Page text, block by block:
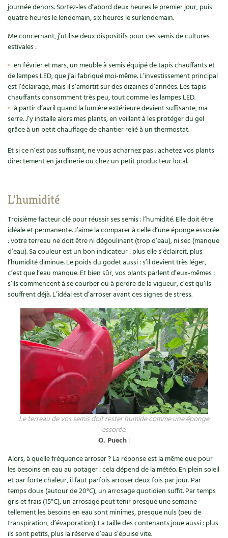
journée dehors. Sortez-les d’abord deux heures le premier jour, puis
quatre heures le lendemain, six heures le surlendemain.
Me concernant, j’utilise deux dispositifs pour ces semis de cultures
estivales :
en février et mars, un meuble à semis équipé de tapis chauffants et
de lampes LED, que j’ai fabriqué moi-même. L’investissement principal
est l’éclairage, mais il s’amortit sur des dizaines d’années. Les tapis
chauffants consomment très peu, tout comme les lampes LED.
à partir d’avril quand la lumière extérieure devient suffisante, ma
serre. J’y installe alors mes plants, en veillant à les protéger du gel
grâce à un petit chauffage de chantier relié à un thermostat.
Et si ce n’est pas suffisant, ne vous acharnez pas : achetez vos plants
directement en jardinerie ou chez un petit producteur local.
L’humidité
Troisième facteur clé pour réussir ses semis : l’humidité. Elle doit être
idéale et permanente. J’aime la comparer à celle d’une éponge essorée
: votre terreau ne doit être ni dégoulinant (trop d’eau), ni sec (manque
d’eau). Sa couleur est un bon indicateur : plus elle s’éclaircit, plus
l’humidité diminue. Le poids du godet aussi : s’il devient très léger,
c’est que l’eau manque. Et bien sûr, vos plants parlent d’eux-mêmes :
s’ils commencent à se courber ou à perdre de la vigueur, c’est qu’ils
souffrent déjà. L’idéal est d’arroser avant ces signes de stress.
Le terreau de vos semis doit rester humide comme une éponge
essorée.
O. Puech|
Alors, à quelle fréquence arroser ? La réponse est la même que pour
les besoins en eau au potager : cela dépend de la météo. En plein soleil
et par forte chaleur, il faut parfois arroser deux fois par jour. Par
temps doux (autour de 20°C), un arrosage quotidien suffit. Par temps
gris et frais (15°C), un arrosage peut tenir presque une semaine
tellement les besoins en eau sont minimes, presque nuls (peu de
transpiration, d’évaporation). La taille des contenants joue aussi : plus
ils sont petits, plus la réserve d’eau s’épuise vite.